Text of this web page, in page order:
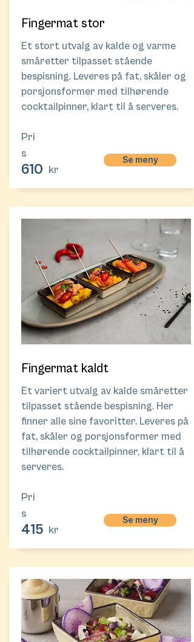
Fingermat stor
Et stort utvalg av kalde og varme
småretter tilpasset stående
bespisning. Leveres på fat, skåler og
porsjonsformer med tilhørende
cocktailpinner, klart til å serveres.
Pri
s
kr
610
Se meny
Fingermat kaldt
Et variert utvalg av kalde småretter
tilpasset stående bespisning. Her
finner alle sine favoritter. Leveres på
fat, skåler og porsjonsformer med
tilhørende cocktailpinner, klart til å
serveres.
Pri
s
kr
415
Se meny